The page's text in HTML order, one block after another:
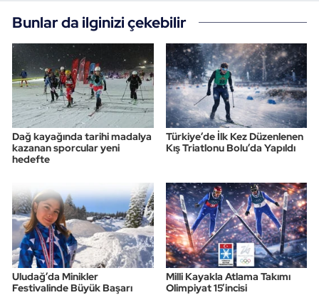
Bunlar da ilginizi çekebilir
Dağ kayağında tarihi madalya
kazanan sporcular yeni
hedefte
Türkiye’de İlk Kez Düzenlenen
Kış Triatlonu Bolu’da Yapıldı
Uludağ’da Minikler
Festivalinde Büyük Başarı
Milli Kayakla Atlama Takımı
Olimpiyat 15’incisi